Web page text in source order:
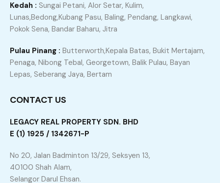
JOM KITA SEMBANG DULU, KLICK
ICON WHATSAPP DI BAWAH
Atau, sila isi borang dengan KLICK
ICON di bawah dan saya akan
hubungi anda dengan segera.
Kedah : Sungai Petani, Alor Setar, Kulim,
Lunas,Bedong,Kubang Pasu, Baling, Pendang, Langkawi,
Pokok Sena, Bandar Baharu, Jitra
Pulau Pinang : Butterworth,Kepala Batas, Bukit Mertajam,
Penaga, Nibong Tebal, Georgetown, Balik Pulau, Bayan
Lepas, Seberang Jaya, Bertam
CONTACT US
LEGACY REAL PROPERTY SDN. BHD
E (1) 1925 / 1342671-P
No 20, Jalan Badminton 13/29, Seksyen 13,
40100 Shah Alam,
Selangor Darul Ehsan.